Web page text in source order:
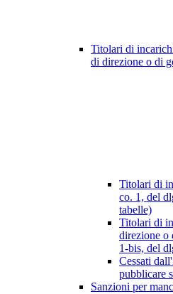
Titolari di
di direzione o di
Titolari di
co. 1, del
tabelle)
Titolari di
direzione o
1-bis, del
Cessati
pubblicare
Sanzioni per